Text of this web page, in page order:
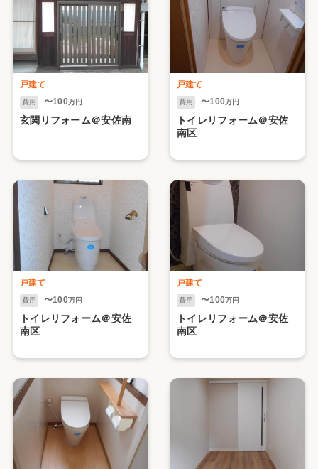
戸建て
費用 〜100万円
玄関リフォーム＠安佐南
戸建て
費用 〜100万円
トイレリフォーム＠安佐
南区
戸建て
費用 〜100万円
トイレリフォーム＠安佐
南区
戸建て
費用 〜100万円
トイレリフォーム＠安佐
南区